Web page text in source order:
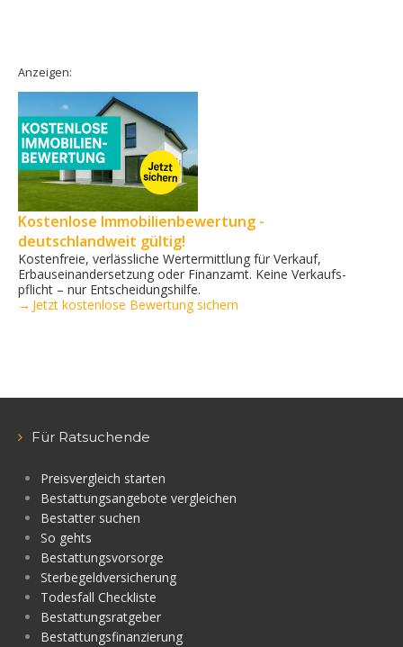
Anzeigen:
Kostenlose Immobilienbewertung -
deutschlandweit gültig!
Kostenfreie, verlässliche Wertermittlung für Verkauf,
Erbauseinandersetzung oder Finanzamt. Keine Verkaufs­
pflicht – nur Entscheidungshilfe.
→ Jetzt kostenlose Bewertung sichern
Für Ratsuchende
Preisvergleich starten
Bestattungsangebote vergleichen
Bestatter suchen
So gehts
Bestattungsvorsorge
Sterbegeldversicherung
Todesfall Checkliste
Bestattungsratgeber
Bestattungsfinanzierung